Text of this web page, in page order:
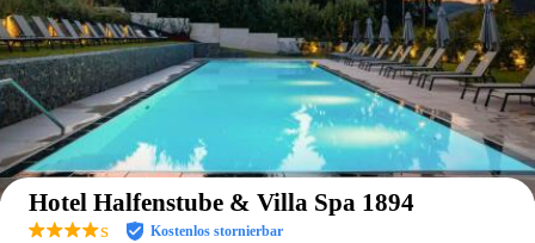
Auf der Karte anzeigen
Hotel Halfenstube & Villa Spa 1894
s Kostenlos stornierbar